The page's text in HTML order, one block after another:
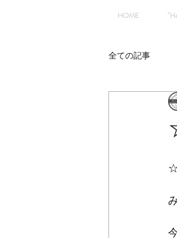
HOME
全ての記事